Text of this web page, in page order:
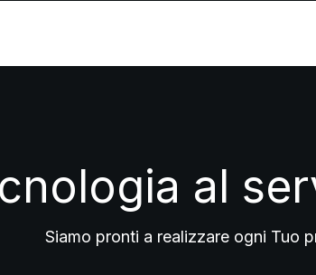
al
Siamo pronti a realizzare ogni Tuo